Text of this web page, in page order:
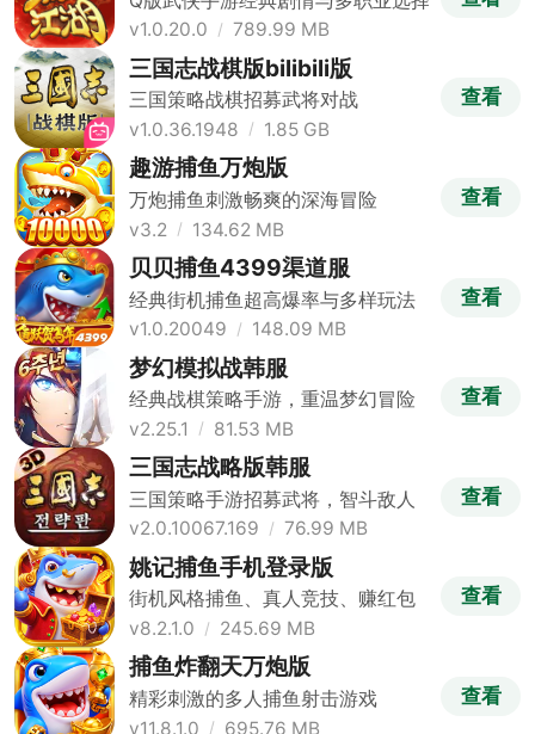
v1.0.20.0
789.99 MB
三国志战棋版bilibili版
三国策略战棋招募武将对战
v1.0.36.1948
1.85 GB
查看
趣游捕鱼万炮版
万炮捕鱼刺激畅爽的深海冒险
v3.2
134.62 MB
查看
贝贝捕鱼4399渠道服
经典街机捕鱼超高爆率与多样玩法
v1.0.20049
148.09 MB
查看
梦幻模拟战韩服
经典战棋策略手游，重温梦幻冒险
v2.25.1
81.53 MB
查看
三国志战略版韩服
三国策略手游招募武将，智斗敌人
v2.0.10067.169
76.99 MB
查看
姚记捕鱼手机登录版
街机风格捕鱼、真人竞技、赚红包
v8.2.1.0
245.69 MB
查看
捕鱼炸翻天万炮版
精彩刺激的多人捕鱼射击游戏
v11.8.1.0
695.76 MB
查看